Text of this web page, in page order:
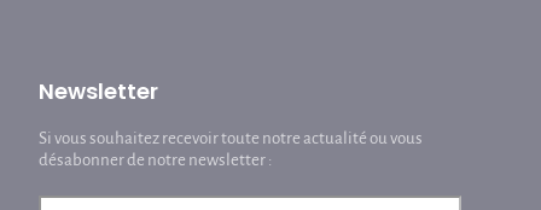
Newsletter
Si vous souhaitez recevoir toute notre actualité ou vous
désabonner de notre newsletter :